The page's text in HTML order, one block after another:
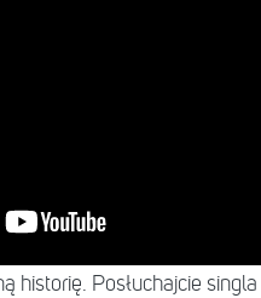
historię. Posłuchajcie singla